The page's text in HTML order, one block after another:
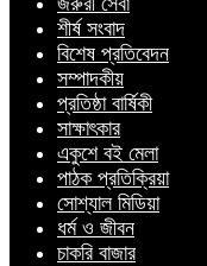
শীর্ষ সংবাদ
বিশেষ প্রতিবেদন
সম্পাদকীয়
প্রতিষ্ঠা বার্ষিকী
সাক্ষাৎকার
একুশে বই মেলা
পাঠক প্রতিক্রিয়া
সোশ্যাল মিডিয়া
ধর্ম ও জীবন
চাকরি বাজার